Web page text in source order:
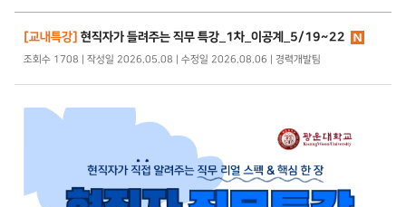
[교내특강]현직자가 들려주는 직무 특강_1차_이공계_5/19~22
조회수 1708 | 작성일 2026.05.08 | 수정일 2026.08.06 | 경력개발팀